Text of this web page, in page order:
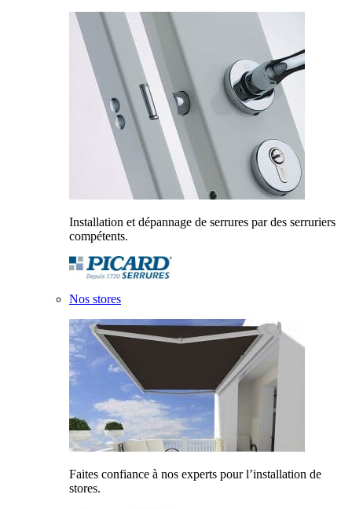
Installation et dépannage de serrures par des serruriers
compétents.
Nos stores
Faites confiance à nos experts pour l’installation de
stores.